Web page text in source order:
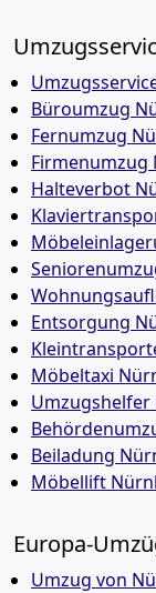
Büroumzug
Fernumzug
Firmenumzug
Halteverbot
Entsorgung
Möbeltaxi
Beiladung
Möbellift
Europa-
Umzug von